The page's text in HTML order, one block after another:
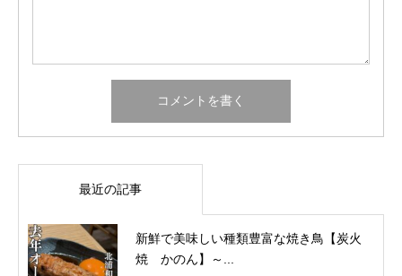
最近の記事
新鮮で美味しい種類豊富な焼き鳥【炭火
焼 かのん】～...